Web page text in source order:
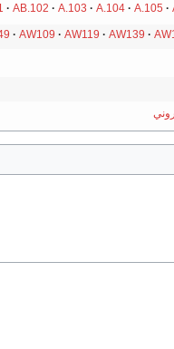
AB.102 A.103 A.104 A.105
AW109 AW119 AW139